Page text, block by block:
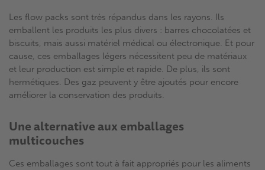
Les flow packs sont très répandus dans les rayons. Ils
emballent les produits les plus divers : barres chocolatées et
biscuits, mais aussi matériel médical ou électronique. Et pour
cause, ces emballages légers nécessitent peu de matériaux
et leur production est simple et rapide. De plus, ils sont
hermétiques. Des gaz peuvent y être ajoutés pour encore
améliorer la conservation des produits.
Une alternative aux emballages
multicouches
Ces emballages sont tout à fait appropriés pour les aliments